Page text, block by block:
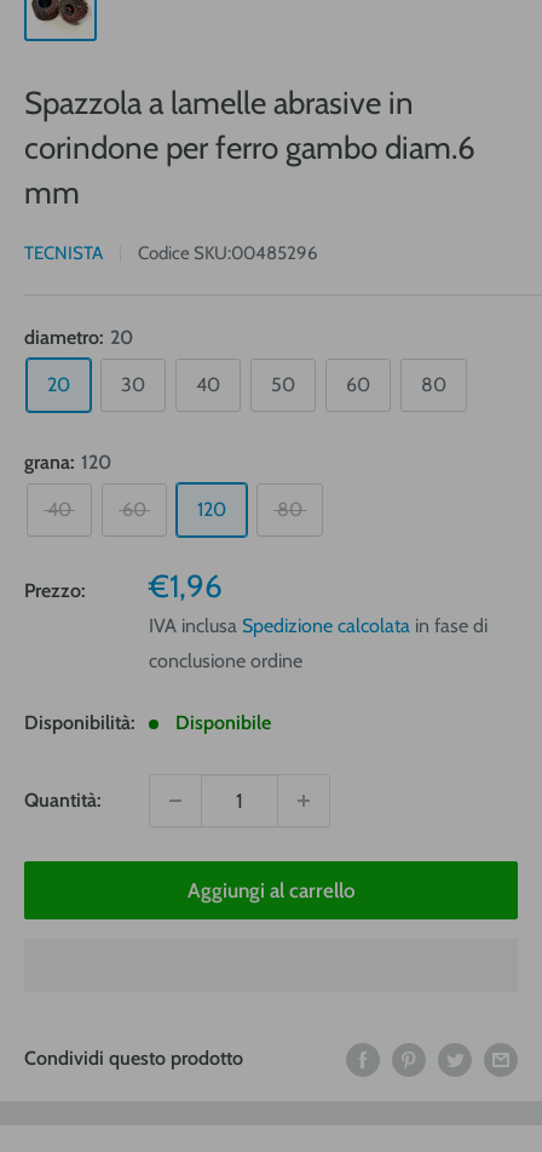
Spazzola a lamelle abrasive in
corindone per ferro gambo diam.6
mm
TECNISTA Codice SKU:00485296
diametro: 20
20 30 40 50 60 80
grana: 120
40 60 120 80
Prezzo:
Prezzo
vendita
€1,96
IVA inclusa Spedizione calcolata in fase di
conclusione ordine
Disponibilità: Disponibile
Quantità:
Aggiungi al carrello
Condividi questo prodotto